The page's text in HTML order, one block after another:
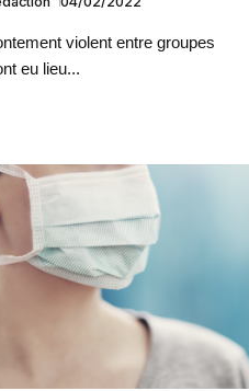
violent entre groupes
eu lieu...